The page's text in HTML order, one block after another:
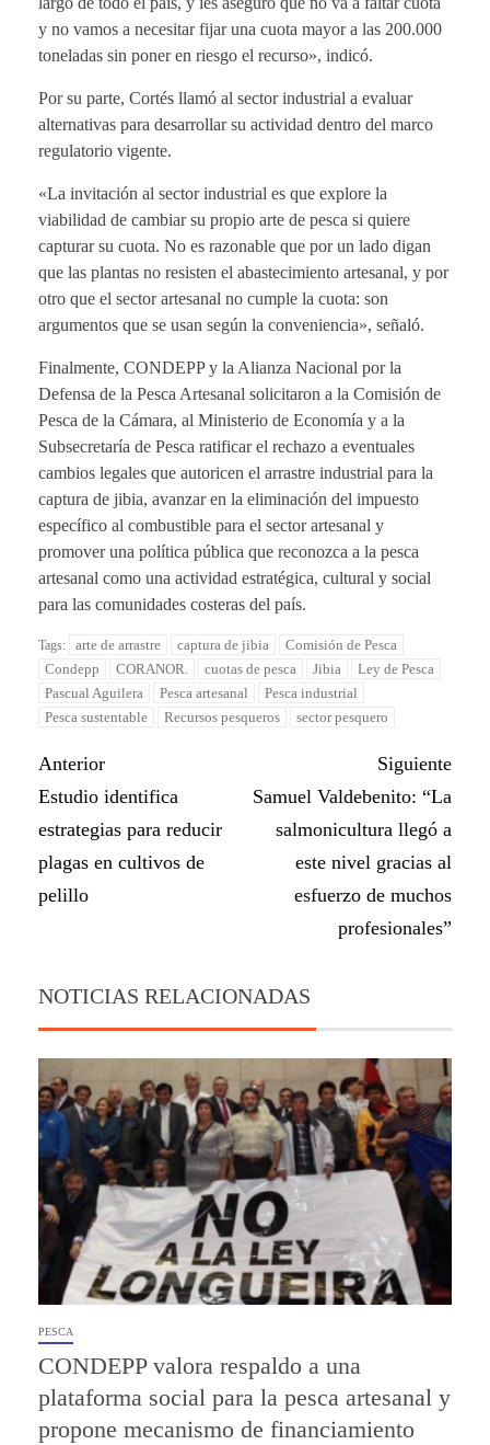
y no vamos a necesitar fijar una cuota mayor a las 200.000
toneladas sin poner en riesgo el recurso», indicó.
Por su parte, Cortés llamó al sector industrial a evaluar
alternativas para desarrollar su actividad dentro del marco
regulatorio vigente.
«La invitación al sector industrial es que explore la
viabilidad de cambiar su propio arte de pesca si quiere
capturar su cuota. No es razonable que por un lado digan
que las plantas no resisten el abastecimiento artesanal, y por
otro que el sector artesanal no cumple la cuota: son
argumentos que se usan según la conveniencia», señaló.
Finalmente, CONDEPP y la Alianza Nacional por la
Defensa de la Pesca Artesanal solicitaron a la Comisión de
Pesca de la Cámara, al Ministerio de Economía y a la
Subsecretaría de Pesca ratificar el rechazo a eventuales
cambios legales que autoricen el arrastre industrial para la
captura de jibia, avanzar en la eliminación del impuesto
específico al combustible para el sector artesanal y
promover una política pública que reconozca a la pesca
artesanal como una actividad estratégica, cultural y social
para las comunidades costeras del país.
Tags: arte de arrastre captura de jibia
Comisión de Pesca
Condepp
CORANOR. cuotas de pesca Jibia
Ley de Pesca
Pascual Aguilera
Pesca artesanal
Pesca industrial
Pesca sustentable
Recursos pesqueros sector pesquero
Anterior
Estudio identifica
estrategias para reducir
plagas en cultivos de
pelillo
Siguiente
Samuel Valdebenito: “La
salmonicultura llegó a
este nivel gracias al
esfuerzo de muchos
profesionales”
NOTICIAS RELACIONADAS
PESCA
CONDEPP valora respaldo a una
plataforma social para la pesca artesanal y
propone mecanismo de financiamiento